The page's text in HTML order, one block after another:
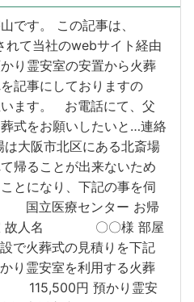
です。 この記事は、
れて当社のwebサイト経由
り霊安室の安置から火葬
記事にしておりますの
ます。 お電話にて、父
式をお願いしたいと…連絡
大阪市北区にある北斎場
帰ることが出来ないため
とになり、下記の事を伺
立医療センター お帰
故人名 〇〇様 部屋
葬式の見積りを下記
り霊安室を利用する火葬
円 預かり霊安